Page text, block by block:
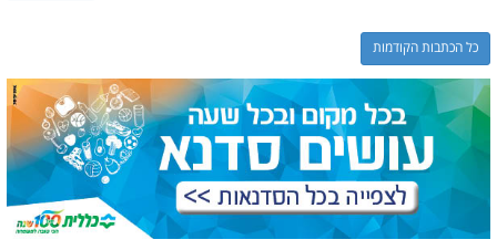
כל הכתבות הקודמות